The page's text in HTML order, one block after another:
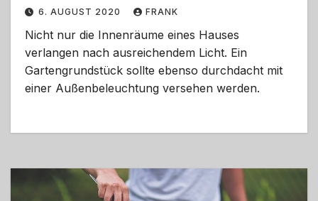
6. AUGUST 2020 FRANK
Nicht nur die Innenräume eines Hauses
verlangen nach ausreichendem Licht. Ein
Gartengrundstück sollte ebenso durchdacht mit
einer Außenbeleuchtung versehen werden.